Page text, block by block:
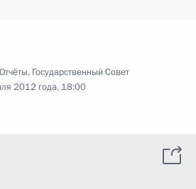
Отчёты, Государственный Совет
2012 года, 18:00